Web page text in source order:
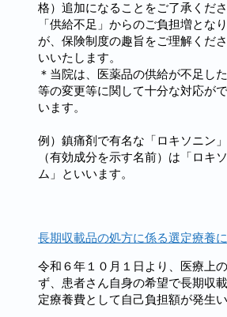
格）追加になることをご了承くださ
「供給不足」からのご負担増とな
が、保険制度の趣旨をご理解くだ
いいたします。
＊当院は、医薬品の供給が不足し
等の変更等に関して十分な対応が
います。
例）鎮痛剤で有名な「ロキソニン
（有効成分を示す名前）は「ロキ
ム」といいます。
長期収載品の処方に係る選定療養
令和６年１０月１日より、医療上
ず、患者さん自身の希望で長期収
定療養費として自己負担額が発生い